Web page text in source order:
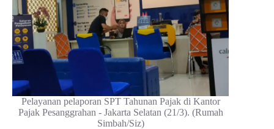
Pelayanan pelaporan SPT Tahunan Pajak di Kantor
Pajak Pesanggrahan - Jakarta Selatan (21/3). (Rumah
Simbah/Siz)